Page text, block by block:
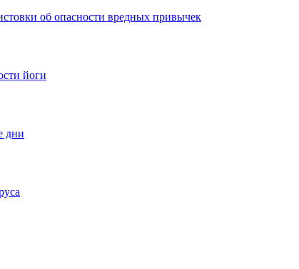
об опасности вредных привычек
йоги
дни